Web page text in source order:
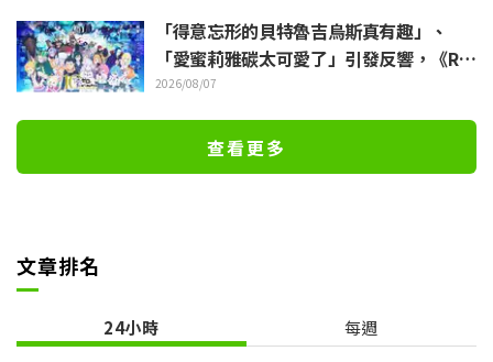
「得意忘形的貝特魯吉烏斯真有趣」、
「愛蜜莉雅碳太可愛了」引發反響，《Re:
Zero》動畫10周年紀念活動視覺圖解禁
2026/08/07
查看更多
文章排名
24小時 每週